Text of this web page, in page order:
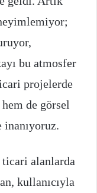
bu atmosfer
projelerde
de görsel
inanıyoruz.
alanlarda
kullanıcıyla